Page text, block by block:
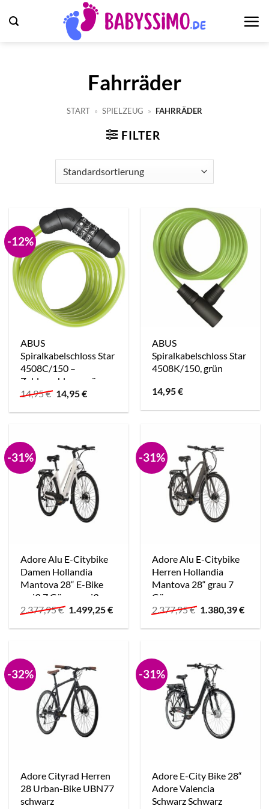
Inhalt
Fahrräder
START » SPIELZEUG » FAHRRÄDER
FILTER
-12%
ABUS
Spiralkabelschloss Star
4508C/150 –
Zahlenschloss, grün
14,95€ Ursprünglicher
Preis
war:
14,95€Aktueller
ist:
ABUS
Spiralkabelschloss Star
4508K/150, grün
14,95€
-31%
Adore Alu E-Citybike
Damen Hollandia
Mantova 28“ E-Bike
weiß 7 Gänge weiß
2.377,95€ Ursprünglicher
war:
1.499,25€Aktueller
ist:
-31%
Adore Alu E-Citybike
Herren Hollandia
Mantova 28“ grau 7
Gänge grau
2.377,95€ Ursprünglicher
war:
1.380,39€
ist:
-32%
Adore Cityrad Herren
28 Urban-Bike UBN77
schwarz
-31%
Adore E-City Bike 28“
Adore Valencia
Schwarz Schwarz